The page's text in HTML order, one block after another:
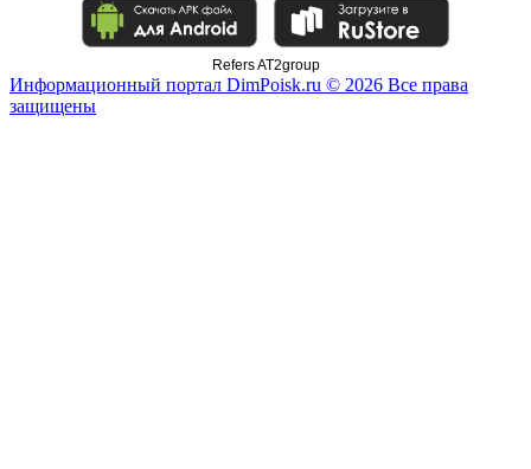
Refers AT2group
Информационный портал DimPoisk.ru © 2026 Все права
защищены